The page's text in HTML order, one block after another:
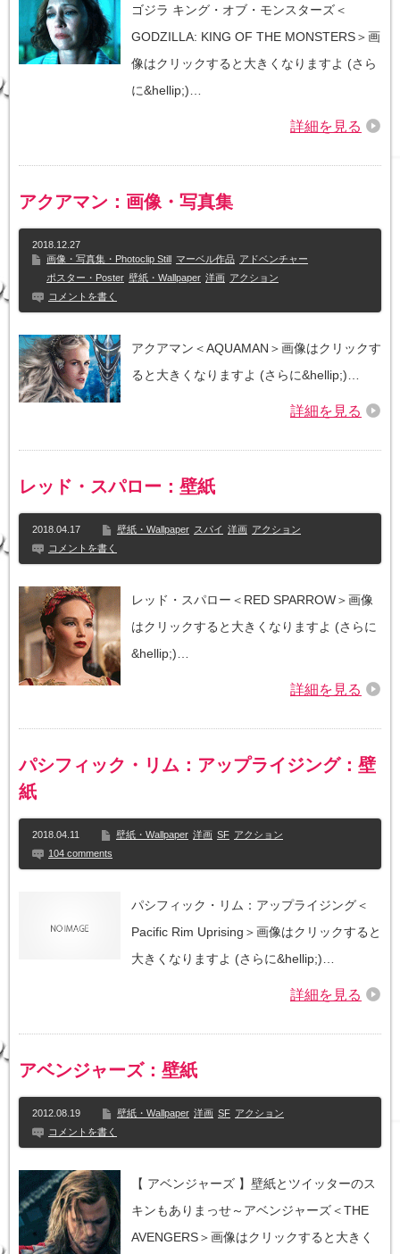
ゴジラ キング・オブ・モンスターズ＜
GODZILLA: KING OF THE MONSTERS＞画
像はクリックすると大きくなりますよ (さら
に&hellip;)…
詳細を見る
アクアマン：画像・写真集
2018.12.27
画像・写真集・Photoclip Still
マーベル作品 アドベンチャー
ポスター・Poster 壁紙・Wallpaper 洋画 アクション
コメントを書く
アクアマン＜AQUAMAN＞画像はクリックす
ると大きくなりますよ (さらに&hellip;)…
詳細を見る
レッド・スパロー：壁紙
2018.04.17 壁紙・Wallpaper スパイ 洋画 アクション
コメントを書く
レッド・スパロー＜RED SPARROW＞画像
はクリックすると大きくなりますよ (さらに
&hellip;)…
詳細を見る
パシフィック・リム：アップライジング：壁
紙
2018.04.11 壁紙・Wallpaper 洋画 SF アクション
104 comments
パシフィック・リム：アップライジング＜
Pacific Rim Uprising＞画像はクリックすると
大きくなりますよ (さらに&hellip;)…
詳細を見る
アベンジャーズ：壁紙
2012.08.19 壁紙・Wallpaper 洋画 SF アクション
コメントを書く
【 アベンジャーズ 】壁紙とツイッターのス
キンもありまっせ～アベンジャーズ＜THE
AVENGERS＞画像はクリックすると大きく